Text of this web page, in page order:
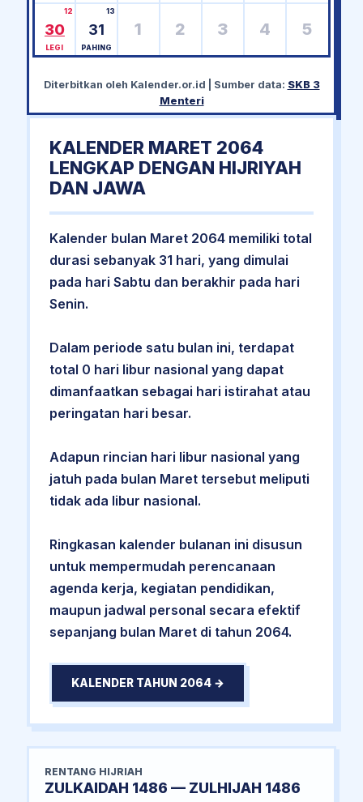
30
12
LEGI
31
13
PAHING
1 2 3 4 5
Diterbitkan oleh Kalender.or.id | Sumber data: SKB 3
Menteri
KALENDER MARET 2064
LENGKAP DENGAN HIJRIYAH
DAN JAWA
Kalender bulan Maret 2064 memiliki total
durasi sebanyak 31 hari, yang dimulai
pada hari Sabtu dan berakhir pada hari
Senin.
Dalam periode satu bulan ini, terdapat
total 0 hari libur nasional yang dapat
dimanfaatkan sebagai hari istirahat atau
peringatan hari besar.
Adapun rincian hari libur nasional yang
jatuh pada bulan Maret tersebut meliputi
tidak ada libur nasional.
Ringkasan kalender bulanan ini disusun
untuk mempermudah perencanaan
agenda kerja, kegiatan pendidikan,
maupun jadwal personal secara efektif
sepanjang bulan Maret di tahun 2064.
KALENDER TAHUN 2064 →
RENTANG HIJRIAH
ZULKAIDAH 1486 — ZULHIJAH 1486